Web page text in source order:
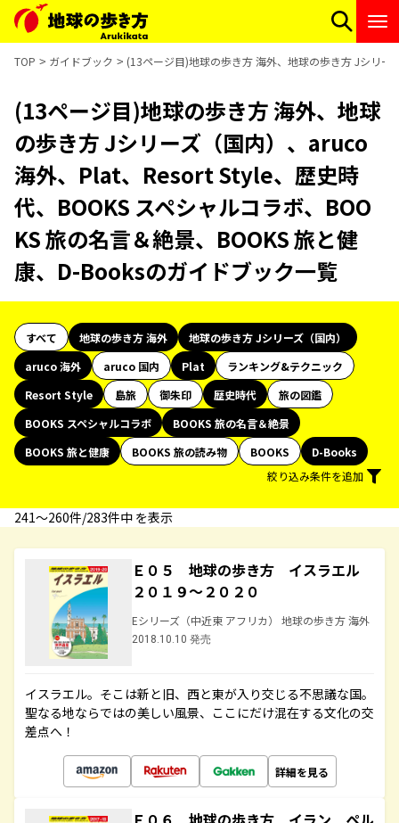
TOP ガイドブック (13ページ目)地球の歩き方 海外、地球の歩き方 Jシリ
(13ページ目)地球の歩き方 海外、地球
の歩き方 Jシリーズ（国内）、aruco
海外、Plat、Resort Style、歴史時
代、BOOKS スペシャルコラボ、BOO
KS 旅の名言＆絶景、BOOKS 旅と健
康、D-Booksのガイドブック一覧
すべて 地球の歩き方 海外
地球の歩き方 Jシリーズ（国内）
aruco 海外
aruco 国内 Plat
ランキング&テクニック
Resort Style
島旅 御朱印 歴史時代
旅の図鑑
BOOKS スペシャルコラボ
BOOKS 旅の名言＆絶景
BOOKS 旅と健康
BOOKS 旅の読み物 BOOKS
D-Books
絞り込み条件を追加
241〜260件/283件中 を表示
Ｅ０５ 地球の歩き方 イスラエル
２０１９～２０２０
Eシリーズ（中近東 アフリカ） 地球の歩き方 海外
2018.10.10 発売
イスラエル。そこは新と旧、西と東が入り交じる不思議な国。
聖なる地ならではの美しい風景、ここにだけ混在する文化の交
差点へ！
詳細を見る